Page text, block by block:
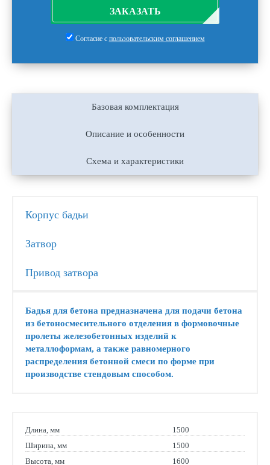
ЗАКАЗАТЬ
Согласие с пользовательским соглашением
Базовая комплектация
Описание и особенности
Схема и характеристики
Корпус бадьи
Затвор
Привод затвора
Бадья для бетона предназначена для подачи бетона
из бетоносмесительного отделения в формовочные
пролеты железобетонных изделий к
металлоформам, а также равномерного
распределения бетонной смеси по форме при
производстве стендовым способом.
Длина, мм
1500
Ширина, мм
1500
Высота, мм
1600